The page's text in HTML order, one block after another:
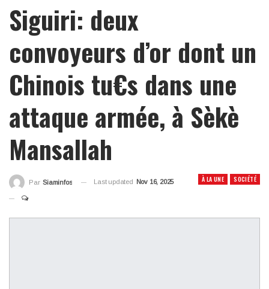
Siguiri: deux
convoyeurs d’or dont un
Chinois tu€s dans une
attaque armée, à Sèkè
Mansallah
À LA UNE SOCIÉTÉ
Par Siaminfos Last updated Nov 16, 2025